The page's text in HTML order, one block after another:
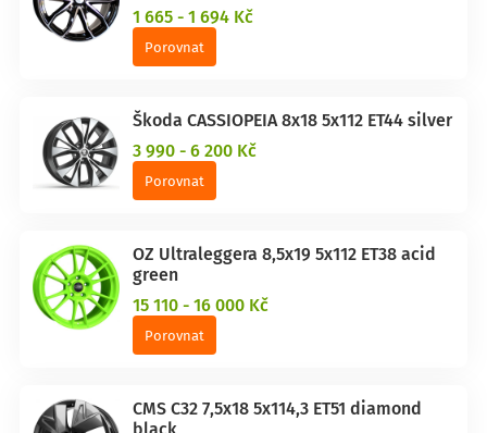
1 665 - 1 694 Kč
Porovnat
Škoda CASSIOPEIA 8x18 5x112 ET44 silver
3 990 - 6 200 Kč
Porovnat
OZ Ultraleggera 8,5x19 5x112 ET38 acid
green
15 110 - 16 000 Kč
Porovnat
CMS C32 7,5x18 5x114,3 ET51 diamond